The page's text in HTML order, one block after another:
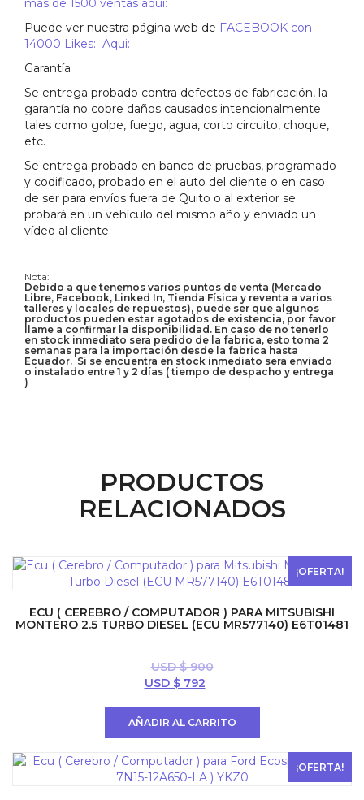
más de 1500 ventas aquí:
Puede ver nuestra página web de FACEBOOK con
14000 Likes: Aqui:
Garantía
Se entrega probado contra defectos de fabricación, la
garantía no cobre daños causados intencionalmente
tales como golpe, fuego, agua, corto circuito, choque,
etc.
Se entrega probado en banco de pruebas, programado
y codificado, probado en el auto del cliente o en caso
de ser para envíos fuera de Quito o al exterior se
probará en un vehículo del mismo año y enviado un
vídeo al cliente.
Nota:
Debido a que tenemos varios puntos de venta (Mercado
Libre, Facebook, Linked In, Tienda Física y reventa a varios
talleres y locales de repuestos), puede ser que algunos
productos pueden estar agotados de existencia, por favor
llame a confirmar la disponibilidad. En caso de no tenerlo
en stock inmediato sera pedido de la fabrica, esto toma 2
semanas para la importación desde la fabrica hasta
Ecuador. Si se encuentra en stock inmediato sera enviado
o instalado entre 1 y 2 días ( tiempo de despacho y entrega
)
PRODUCTOS
RELACIONADOS
¡OFERTA!
ECU ( CEREBRO / COMPUTADOR ) PARA MITSUBISHI
MONTERO 2.5 TURBO DIESEL (ECU MR577140) E6T01481
USD $900
El
$ 900.
USD $792El
$ 792.
AÑADIR AL CARRITO
¡OFERTA!